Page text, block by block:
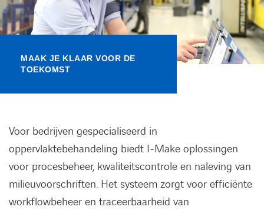
Events
MAAK JE KLAAR VOOR DE
TOEKOMST
Voor bedrijven gespecialiseerd in
oppervlaktebehandeling biedt I-Make oplossingen
voor procesbeheer, kwaliteitscontrole en naleving van
milieuvoorschriften. Het systeem zorgt voor efficiënte
workflowbeheer en traceerbaarheid van